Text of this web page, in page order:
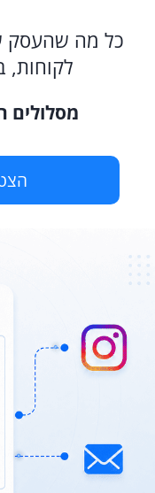
כל מה שהעסק
מסלולים